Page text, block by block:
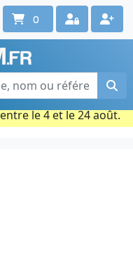
?
92 17 71
08h à 18h
prises par carte
le 4 et le 24 août.
0